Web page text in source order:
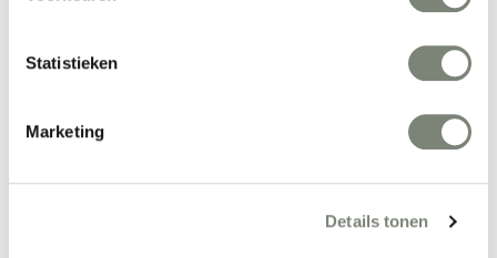
Statistieken
Marketing
Details tonen
Vanaf €